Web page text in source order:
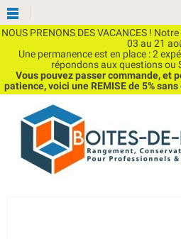
NOUS PRENONS DES VACANCES !
03 au 21
Une permanence est en place : 2
répondons aux questions ou
Vous pouvez passer commande, et
patience, voici une REMISE de 5%